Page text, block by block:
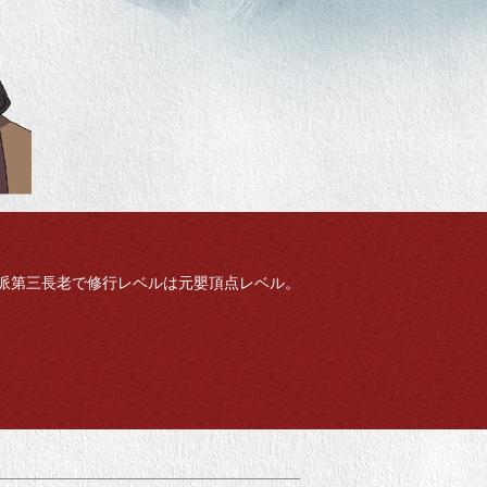
第三長老で修行レベルは元嬰頂点レベル。